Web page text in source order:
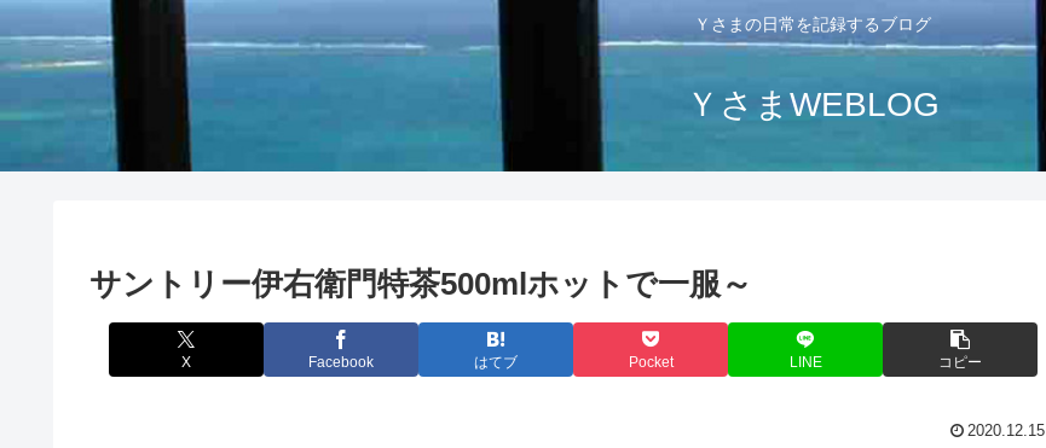
Ｙさまの日常を記録するブログ
ＹさまWEBLOG
サントリー伊右衛門特茶500mlホットで一服～
X Facebook はてブ Pocket LINE コピー
2020.12.15